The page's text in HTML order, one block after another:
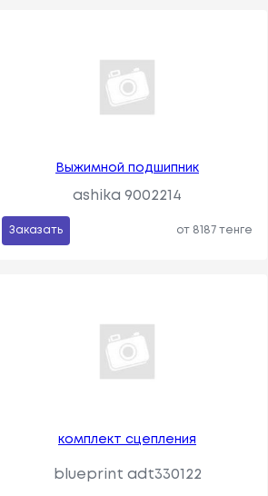
Выжимной подшипник
ashika 9002214
Заказать от 8187 тенге
комплект сцепления
blueprint adt330122